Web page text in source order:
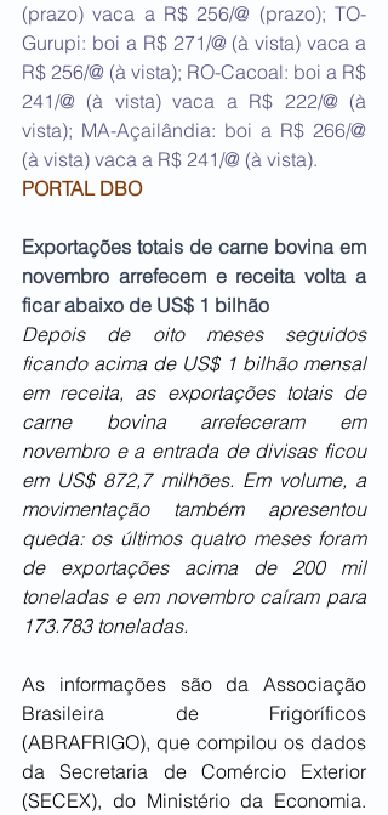
(prazo) vaca a R$ 256/@ (prazo); TO-
Gurupi: boi a R$ 271/@ (à vista) vaca a
R$ 256/@ (à vista); RO-Cacoal: boi a R$
241/@ (à vista) vaca a R$ 222/@ (à
vista); MA-Açailândia: boi a R$ 266/@
(à vista) vaca a R$ 241/@ (à vista).
PORTAL DBO
Exportações totais de carne bovina em
novembro arrefecem e receita volta a
ficar abaixo de US$ 1 bilhão
Depois de oito meses seguidos
ficando acima de US$ 1 bilhão mensal
em receita, as exportações totais de
carne bovina arrefeceram em
novembro e a entrada de divisas ficou
em US$ 872,7 milhões. Em volume, a
movimentação também apresentou
queda: os últimos quatro meses foram
de exportações acima de 200 mil
toneladas e em novembro caíram para
173.783 toneladas.
As informações são da Associação
Brasileira de Frigoríficos
(ABRAFRIGO), que compilou os dados
da Secretaria de Comércio Exterior
(SECEX), do Ministério da Economia.